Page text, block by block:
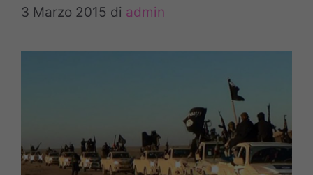
3 Marzo 2015 di admin